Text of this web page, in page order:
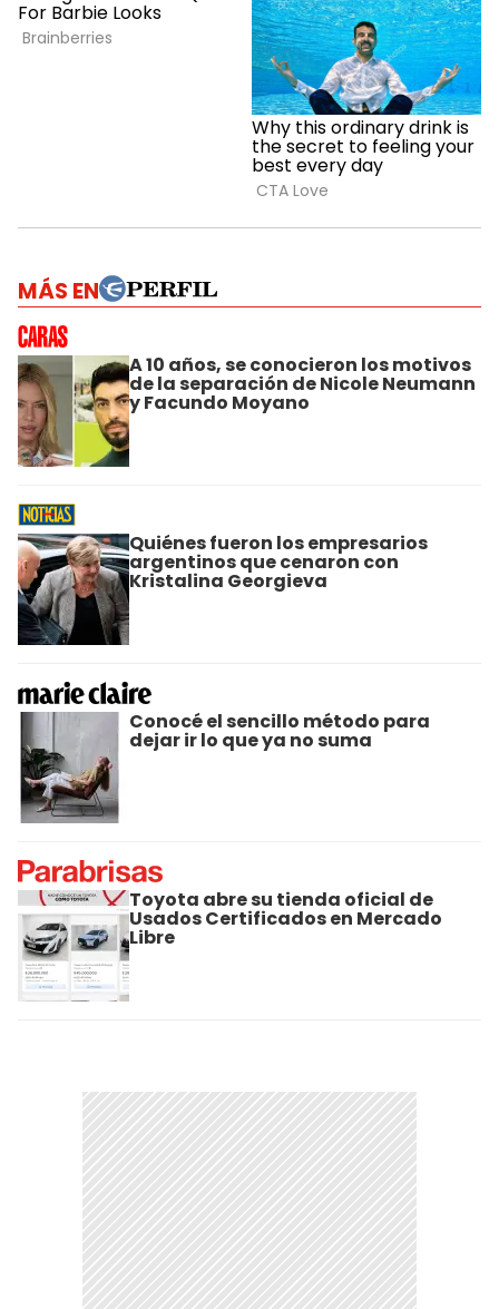
MÁS EN
A 10 años, se conocieron los motivos
de la separación de Nicole Neumann
y Facundo Moyano
Quiénes fueron los empresarios
argentinos que cenaron con
Kristalina Georgieva
Conocé el sencillo método para
dejar ir lo que ya no suma
Toyota abre su tienda oficial de
Usados Certificados en Mercado
Libre